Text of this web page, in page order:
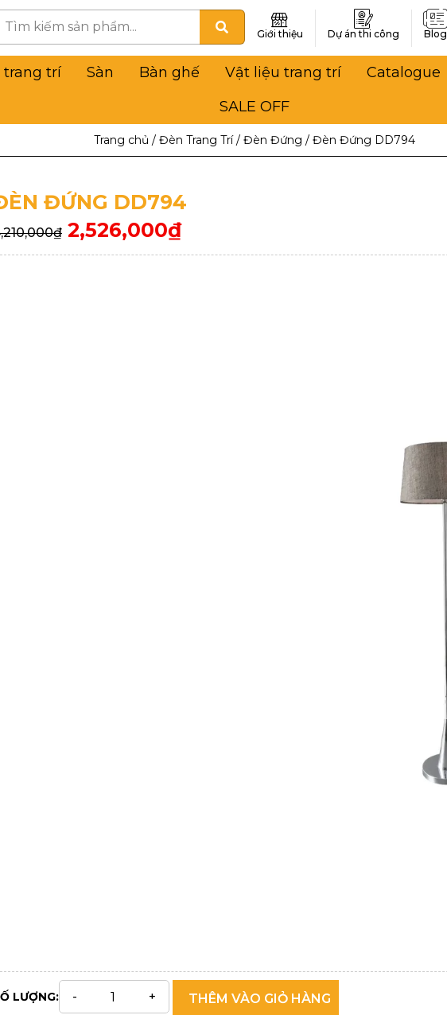
Giới thiệu Dự án thi công Blog
trang trí Sàn Bàn ghế Vật liệu trang trí Catalogue
SALE OFF
Trang chủ / Đèn Trang Trí/ Đèn Đứng / Đèn Đứng DD794
ĐỨNG DD794
₫ 2,526,000₫
LƯỢNG: THÊM VÀO GIỎ HÀNG